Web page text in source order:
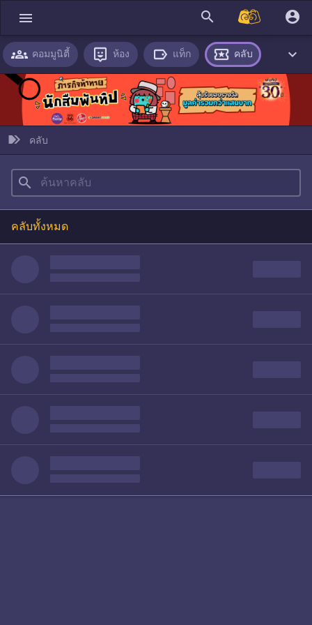
menu search account_circle
คอมมูนิตี้ ห้อง แท็ก คลับ 
คลับ
search
คลับทั้งหมด